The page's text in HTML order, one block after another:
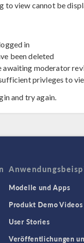
to view cannot be
in
been deleted
awaiting moderator
privleges to
and try again.
Modelle und Apps
Produkt Demo Videos
User Stories
Veröffentlichungen